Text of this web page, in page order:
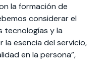
la formación de
considerar el
tecnologías y la
la esencia del servicio,
en la persona”,